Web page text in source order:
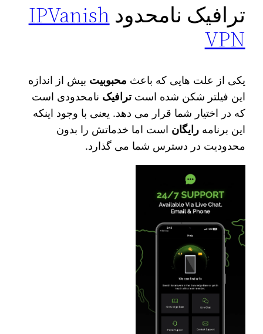
ترافیک نامحدود IPVanish
VPN
یکی از علت‌ هایی که باعث محبوبیت بیش از اندازه
این فیلتر شکن شده استترافیک نامحدودی است
که در اختیار شما قرار می‌ دهد. یعنی با وجود اینکه
این برنامهرایگان است اما خدماتش را بدون
محدودیت در دسترس شما می‌ گذارد.